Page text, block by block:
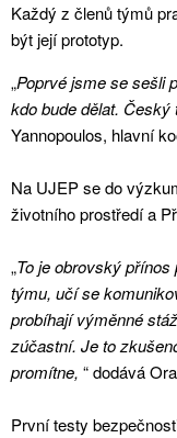
Každý z členů týmů
být její prototyp.
„Poprvé jsme se sešli
kdo bude dělat.
Yannopoulos, hlavní
Na UJEP se do
životního prostředí a
„To je obrovský
týmu, učí se
probíhají výměnné
zúčastní. Je to
promítne, “ dodává
První testy